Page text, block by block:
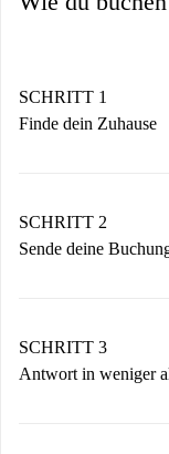
SCHRITT 1
Finde dein Zuhause
Du erhältst
SCHRITT 2
Sende deine
Denk daran,
Vermieter
SCHRITT 3
Antwort in weniger